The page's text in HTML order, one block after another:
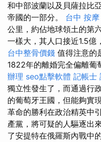
和中部波蘭以及貝薩拉比
帝國的一部分。 台中 按摩
公里，約佔地球領土的第
一樣大，其人口接近1.5億
台中整骨價錢 值得注意的
1822年的離婚完全偏離葡
辦理 seo點擊軟體 記帳士
獨立性發生了，而通過行
的葡萄牙王國，但能夠實
革命的勝利在政治精英中
產黨，將可疑的人驅逐出
了安提特在俄羅斯內戰中